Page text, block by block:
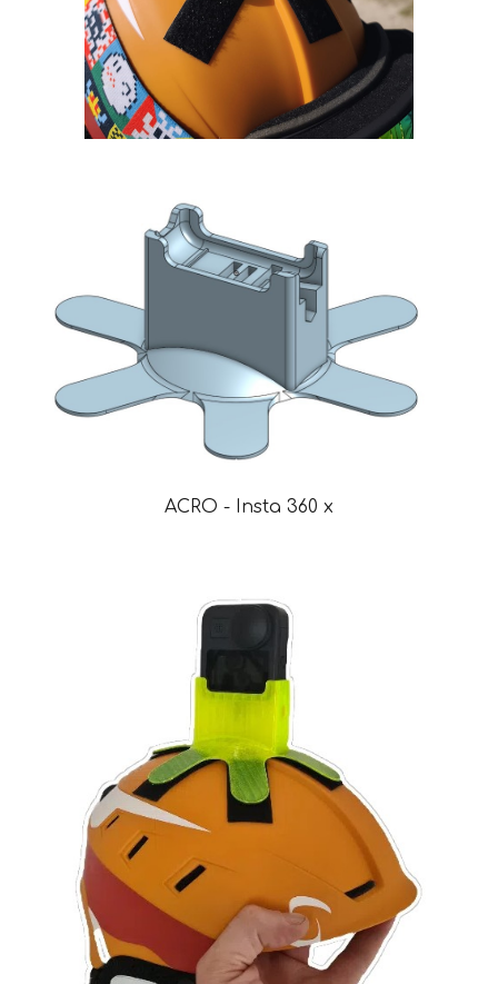
ACRO - Insta 360 x